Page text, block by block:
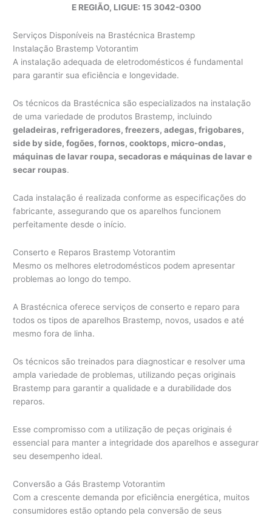
E REGIÃO, LIGUE: 15 3042-0300
Serviços Disponíveis na Brastécnica Brastemp
Instalação Brastemp Votorantim
A instalação adequada de eletrodomésticos é fundamental
para garantir sua eficiência e longevidade.
Os técnicos da Brastécnica são especializados na instalação
de uma variedade de produtos Brastemp, incluindo
geladeiras, refrigeradores, freezers, adegas, frigobares,
side by side, fogões, fornos, cooktops, micro-ondas,
máquinas de lavar roupa, secadoras e máquinas de lavar e
secar roupas.
Cada instalação é realizada conforme as especificações do
fabricante, assegurando que os aparelhos funcionem
perfeitamente desde o início.
Conserto e Reparos Brastemp Votorantim
Mesmo os melhores eletrodomésticos podem apresentar
problemas ao longo do tempo.
A Brastécnica oferece serviços de conserto e reparo para
todos os tipos de aparelhos Brastemp, novos, usados e até
mesmo fora de linha.
Os técnicos são treinados para diagnosticar e resolver uma
ampla variedade de problemas, utilizando peças originais
Brastemp para garantir a qualidade e a durabilidade dos
reparos.
Esse compromisso com a utilização de peças originais é
essencial para manter a integridade dos aparelhos e assegurar
seu desempenho ideal.
Conversão a Gás Brastemp Votorantim
Com a crescente demanda por eficiência energética, muitos
consumidores estão optando pela conversão de seus